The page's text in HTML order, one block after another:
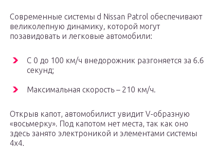
Современные системы d Nissan Patrol обеспечивают
великолепную динамику, которой могут
позавидовать и легковые автомобили:
С 0 до 100 км/ч внедорожник разгоняется за 6.6
секунд;
Максимальная скорость – 210 км/ч.
Открыв капот, автомобилист увидит V-образную
«восьмерку». Под капотом нет места, так как оно
здесь занято электроникой и элементами системы
4х4.